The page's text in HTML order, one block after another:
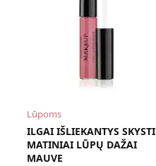
Lūpoms
ILGAI IŠLIEKANTYS SKYSTI
MATINIAI LŪPŲ DAŽAI
MAUVE